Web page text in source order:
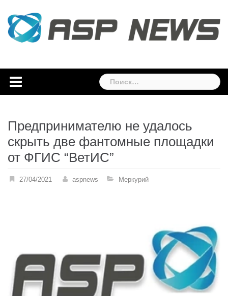
content
Найти:
Предпринимателю не удалось
скрыть две фантомные площадки
от ФГИС “ВетИС”
27/04/2021 aspnews Меркурий